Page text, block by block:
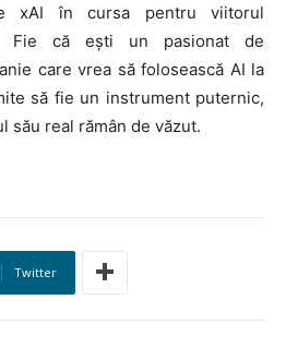
xAI în cursa pentru viitorul
Fie că ești un pasionat de
care vrea să folosească AI la
să fie un instrument puternic,
său real rămân de văzut.
Twitter